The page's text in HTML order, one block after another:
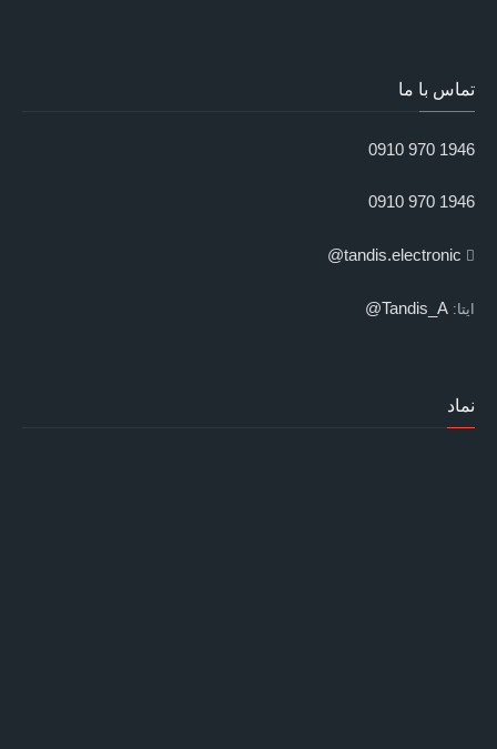
تماس با ما
1946 970 0910
1946 970 0910
tandis.electronic@
ایتا: Tandis_A@
نماد